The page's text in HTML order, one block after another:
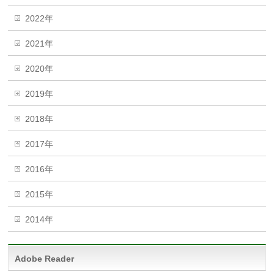
2022年
2021年
2020年
2019年
2018年
2017年
2016年
2015年
2014年
Adobe Reader